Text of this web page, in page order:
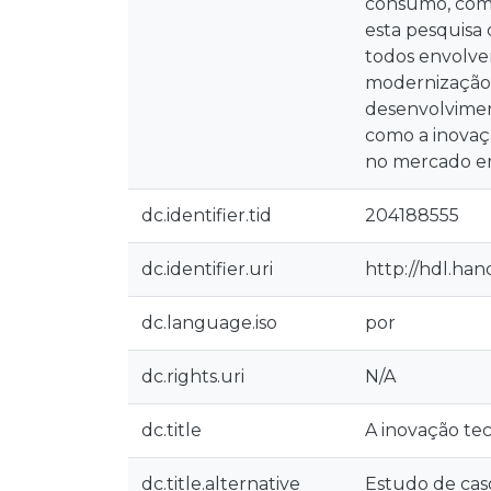
esta
todos
como a
no mercado
dc.identifier.tid 204188555
dc.identifier.uri http://
dc.language.iso por
dc.rights.uri N/A
dc.title A inovação
dc.title.alternative Estudo de